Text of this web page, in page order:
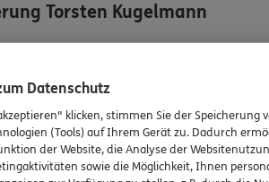
Torsten Kugelmann
Datenschutz
klicken, stimmen Sie der Speicherung
(Tools) auf Ihrem Gerät zu. Dadurch
der Website, die Analyse der
sowie die Möglichkeit, Ihnen